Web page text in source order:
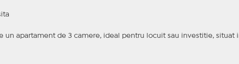
un apartament de 3 camere, ideal pentru locuit sau investitie, situat